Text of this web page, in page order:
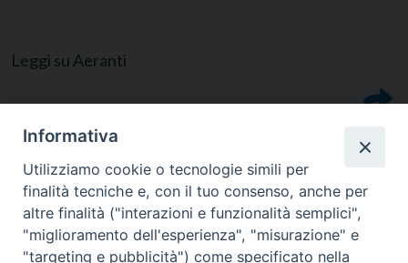
Leggi su Aeranti
Informativa
Utilizziamo cookie o tecnologie simili per
finalità tecniche e, con il tuo consenso, anche per
altre finalità ("interazioni e funzionalità semplici",
"miglioramento dell'esperienza", "misurazione" e
"targeting e pubblicità") come specificato nella